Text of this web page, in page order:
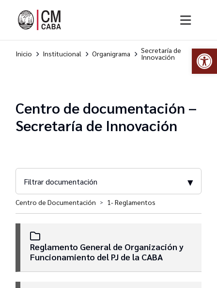
Inicio Institucional Organigrama Secretaría de
Innovación
Centro de documentación –
Secretaría de Innovación
Filtrar documentación ▾
Secretaría de Innovación
Centro de Documentación > 1- Reglamentos
Reglamento General de Organización y
Funcionamiento del PJ de la CABA